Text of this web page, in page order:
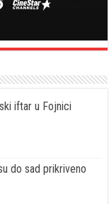
iftar u Fojnici
do sad prikriveno